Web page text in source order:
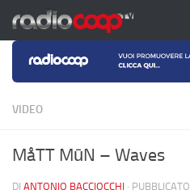
Salta al contenuto
VIDEO
MåTT MūN – Waves
DI ANTONIO BACCIOCCHI · PUBBLICATO